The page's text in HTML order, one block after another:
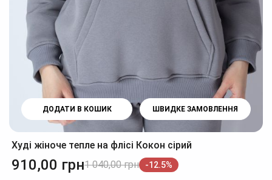
ДОДАТИ В КОШИК ШВИДКЕ ЗАМОВЛЕННЯ
Худі жіноче тепле на флісі Кокон сірий
910,00 грн1 040,00 грн -12.5%